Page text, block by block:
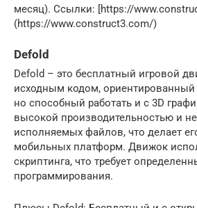
месяц). Ссылки: [https://
(https://www.construct3.com/)
Defold
Defold – это бесплатный игровой
исходным кодом, ориентированный
но способный работать и с 3D
высокой производительностью и
исполняемых файлов, что делает
мобильных платформ. Движок
скриптинга, что требует
программирования.